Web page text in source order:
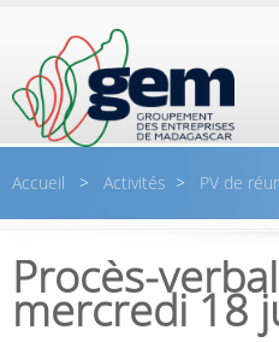
Accueil > Activités > PV de
Procès-
mercredi 18